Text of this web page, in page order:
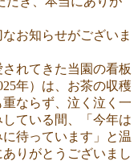
お知らせがございま
れてきた当園の看板
年）は、お茶の収穫
ならず、泣く泣く一
ている間、「今年は
待っています」と温
りがとうございまし